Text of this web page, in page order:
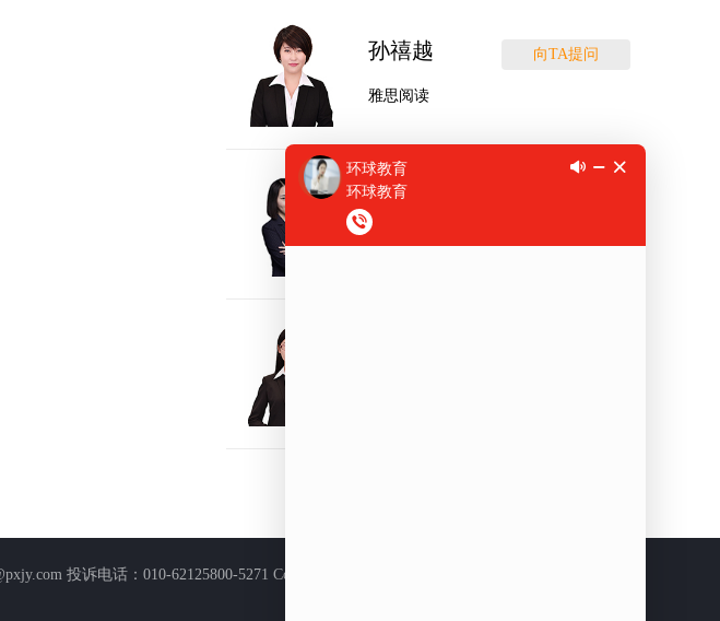
孙禧越
雅思阅读
向TA提问
葛胜楠
雅思口语
投诉电话：010-62125800-5271 Copyright © 1997-2025 Global Education. All rights